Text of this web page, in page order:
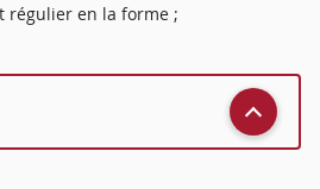
régulier en la forme ;